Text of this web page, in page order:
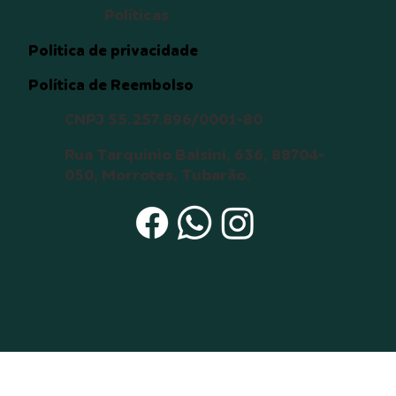
destino que envolva o animal,
tais como desaparecimento ou
morte;
12. Manter contato com o
doador temporário por meio de
mensagens de texto, vídeo e
foto para obter notícias do
animal até a completa
adaptação do animal (6 meses).
Estou ciente de que:
a) Um cão ou gato pode viver
Política de Reembolso
Politica de privacidade
Políticas
CNPJ 55.257.896/0001-80
Rua Tarquinio Balsini, 636, 88704-
050, Morrotes, Tubarão.